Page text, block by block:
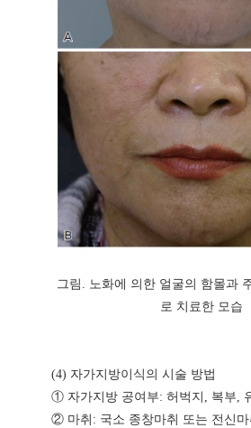
그림. 노화에 의한 얼굴의 함몰과
로 치료한 모습
(4) 자가지방이식의 시술 방법
① 자가지방 공여부: 허벅지, 복부,
② 마취: 국소 종창마취 또는 전신마